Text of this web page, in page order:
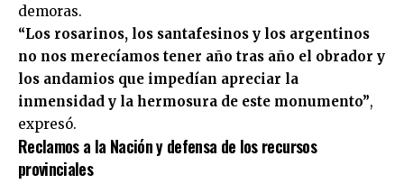
demoras.
“Los rosarinos, los santafesinos y los argentinos
no nos merecíamos tener año tras año el obrador y
los andamios que impedían apreciar la
inmensidad y la hermosura de este monumento”,
expresó.
Reclamos a la Nación y defensa de los recursos
provinciales